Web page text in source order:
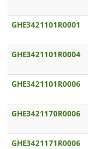
GHE3421101R0001
GHE3421101R0004
GHE3421101R0006
GHE3421170R0006
GHE3421171R0006